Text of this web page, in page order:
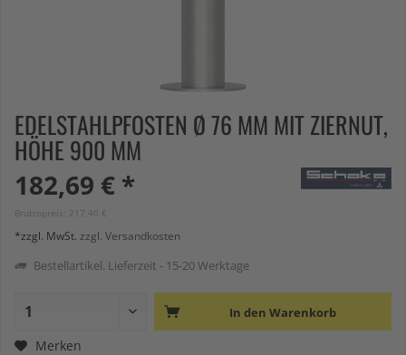
EDELSTAHLPFOSTEN Ø 76 MM MIT ZIERNUT,
HÖHE 900 MM
182,69 € *
Bruttopreis: 217,40 €
*zzgl. MwSt. zzgl. Versandkosten
Bestellartikel. Lieferzeit - 15-20 Werktage
In den Warenkorb
Merken